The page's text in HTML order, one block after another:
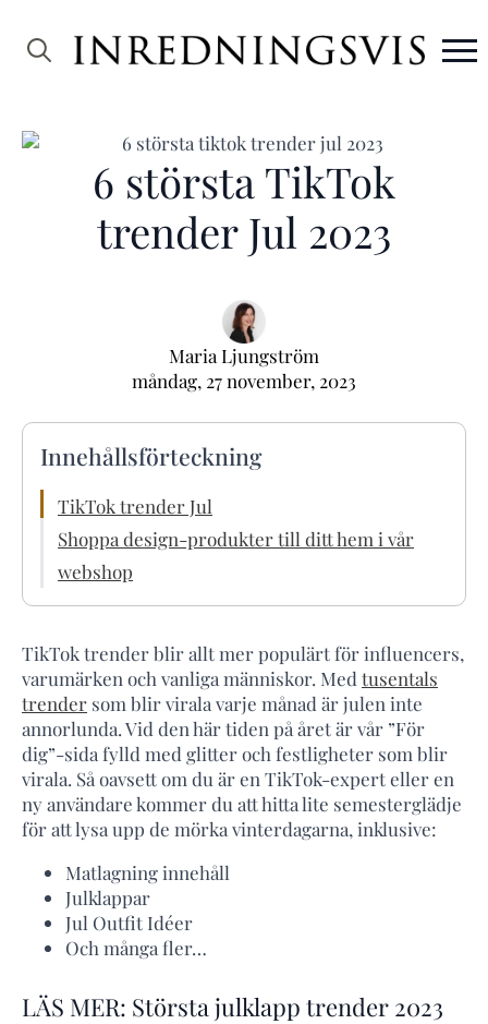
6 största TikTok
trender Jul 2023
Maria Ljungström
måndag, 27 november, 2023
Innehållsförteckning
TikTok trender Jul
Shoppa design-produkter till ditt hem i vår
webshop
TikTok trender blir allt mer populärt för influencers,
varumärken och vanliga människor. Med tusentals
trender som blir virala varje månad är julen inte
annorlunda. Vid den här tiden på året är vår ”För
dig”-sida fylld med glitter och festligheter som blir
virala. Så oavsett om du är en TikTok-expert eller en
ny användare kommer du att hitta lite semesterglädje
för att lysa upp de mörka vinterdagarna, inklusive:
Matlagning innehåll
Julklappar
Jul Outfit Idéer
Och många fler…
LÄS MER: Största julklapp trender 2023